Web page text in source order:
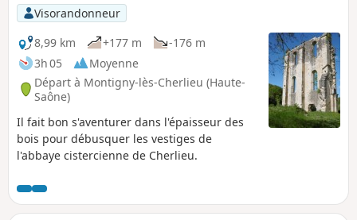
Visorandonneur
8,99 km
+177 m
-176 m
3h 05
Moyenne
Départ à Montigny-lès-Cherlieu (Haute-
Saône)
Il fait bon s'aventurer dans l'épaisseur des
bois pour débusquer les vestiges de
l'abbaye cistercienne de Cherlieu.